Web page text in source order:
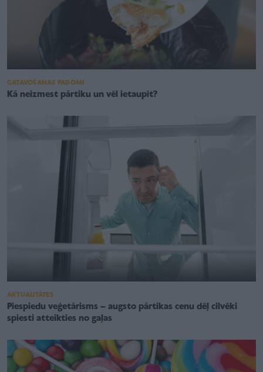
GATAVOŠANAS PADOMI
Kā neizmest pārtiku un vēl ietaupīt?
AKTUALITĀTES
Piespiedu veģetārisms – augsto pārtikas cenu dēļ cilvēki
spiesti atteikties no gaļas